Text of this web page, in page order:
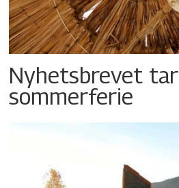
Nyhetsbrevet tar
sommerferie